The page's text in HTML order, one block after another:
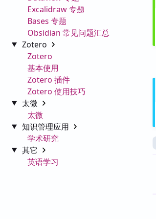
Excalidraw 专题
Bases 专题
Obsidian 常见问题汇总
Zotero
Zotero
基本使用
Zotero 插件
Zotero 使用技巧
太微
太微
知识管理应用
学术研究
其它
英语学习